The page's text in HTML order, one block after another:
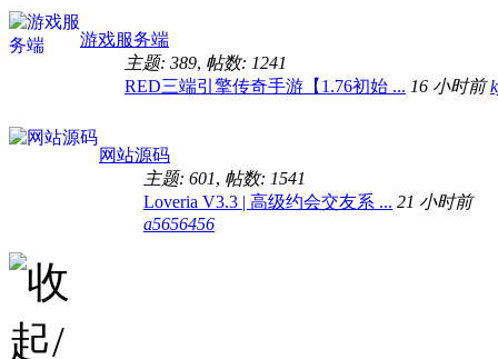
游戏服务端
主题: 389, 帖数: 1241
RED三端引擎传奇手游【1.76初始 ... 16 小时前
网站源码
主题: 601, 帖数: 1541
Loveria V3.3 | 高级约会交友系 ... 21 小时前
a5656456